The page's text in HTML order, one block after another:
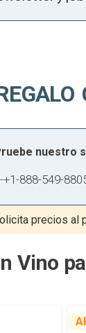
nuestro
-+1-888-549-
precios al
Vino